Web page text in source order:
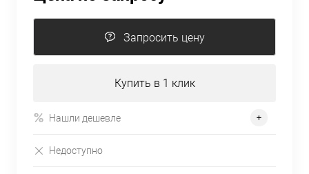
Запросить цену
Купить в 1 клик
Нашли дешевле
Недоступно